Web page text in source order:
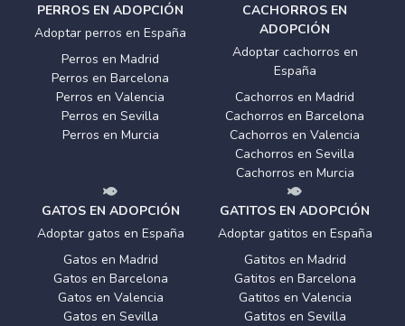
PERROS EN ADOPCIÓN
Adoptar perros en España
Perros en Madrid
Perros en Barcelona
Perros en Valencia
Perros en Sevilla
Perros en Murcia
CACHORROS EN
ADOPCIÓN
Adoptar cachorros en
España
Cachorros en Madrid
Cachorros en Barcelona
Cachorros en Valencia
Cachorros en Sevilla
Cachorros en Murcia
GATOS EN ADOPCIÓN
Adoptar gatos en España
Gatos en Madrid
Gatos en Barcelona
Gatos en Valencia
Gatos en Sevilla
GATITOS EN ADOPCIÓN
Adoptar gatitos en España
Gatitos en Madrid
Gatitos en Barcelona
Gatitos en Valencia
Gatitos en Sevilla